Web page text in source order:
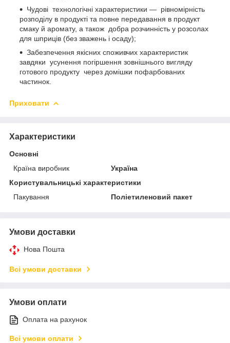
Чудові технологічні характеристики — рівномірність
розподілу в продукті та повне передавання в продукт
смаку й аромату, а також добра розчинність у розсолах
для шприців (без зважень і осаду);
Забезпечення якісних споживчих характеристик
завдяки усунення погіршення зовнішнього вигляду
готового продукту через домішки пофарбованих
частинок.
Приховати
Характеристики
Основні
Країна виробник
Україна
Користувальницькі характеристики
Пакування
Поліетиленовий пакет
Умови доставки
Нова Пошта
Всі умови доставки
Умови оплати
Оплата на рахунок
Всі умови оплати